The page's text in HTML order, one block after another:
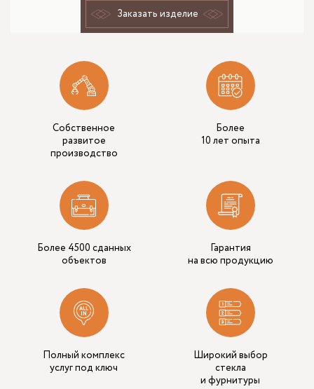
Заказать изделие
Собственное
развитое
производство
Более
10 лет опыта
Более 4500 сданных
объектов
Гарантия
на всю продукцию
Полный комплекс
услуг под ключ
Широкий выбор
стекла
и фурнитуры